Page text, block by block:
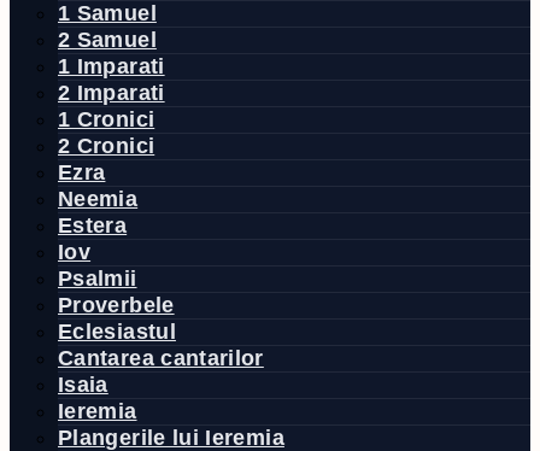
1 Samuel
2 Samuel
1 Imparati
2 Imparati
1 Cronici
2 Cronici
Ezra
Neemia
Estera
Iov
Psalmii
Proverbele
Eclesiastul
Cantarea cantarilor
Isaia
Ieremia
Plangerile lui Ieremia